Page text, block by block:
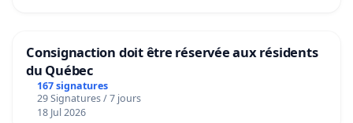
Consignaction doit être réservée aux résidents
du Québec
167 signatures
29 Signatures / 7 jours
18 Jul 2026